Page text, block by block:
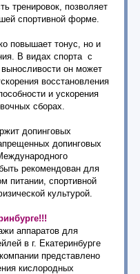
тренировок, позволяет
спортивной форме.
повышает тонус, но и
В видах спорта с
он может
восстановления
и ускорения
сборах.
допинговых
допинговых
рекомендован для
питании, спортивной
культурой.
аппаратов для
в г. Екатеринбурге
представлено
кислородных